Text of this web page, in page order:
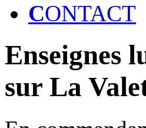
CONTACT
Enseignes
sur La